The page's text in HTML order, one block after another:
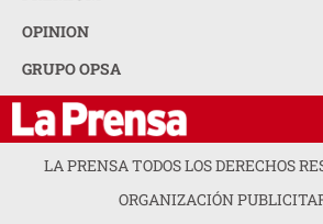
OPINION
GRUPO OPSA
LA PRENSA TODOS LOS DERECHOS
ORGANIZACIÓN